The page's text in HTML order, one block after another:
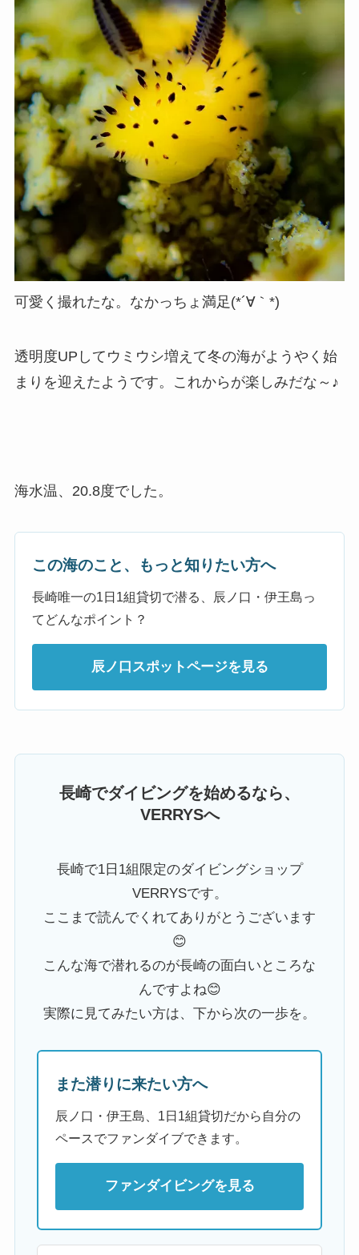
可愛く撮れたな。なかっちょ満足(*´∀｀*)
透明度UPしてウミウシ増えて冬の海がようやく始
まりを迎えたようです。これからが楽しみだな～♪
海水温、20.8度でした。
この海のこと、もっと知りたい方へ
長崎唯一の1日1組貸切で潜る、辰ノ口・伊王島っ
てどんなポイント？
辰ノ口スポットページを見る
長崎でダイビングを始めるなら、
VERRYSへ
長崎で1日1組限定のダイビングショップ
VERRYSです。
ここまで読んでくれてありがとうございます
😊
こんな海で潜れるのが長崎の面白いところな
んですよね😊
実際に見てみたい方は、下から次の一歩を。
また潜りに来たい方へ
辰ノ口・伊王島、1日1組貸切だから自分の
ペースでファンダイブできます。
ファンダイビングを見る